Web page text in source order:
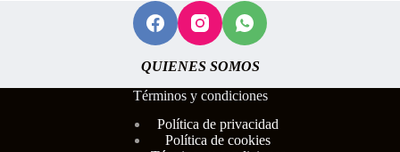
QUIENES SOMOS
Términos y condiciones
Política de privacidad
Política de cookies